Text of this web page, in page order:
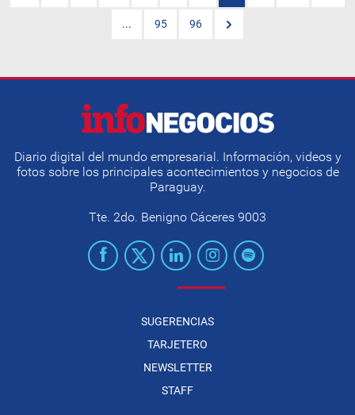
... 95 96
Diario digital del mundo empresarial. Información, videos y
fotos sobre los principales acontecimientos y negocios de
Paraguay.
Tte. 2do. Benigno Cáceres 9003
SUGERENCIAS
TARJETERO
NEWSLETTER
STAFF